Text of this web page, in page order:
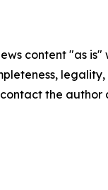
content "as
the author